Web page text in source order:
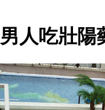
男人吃壯陽